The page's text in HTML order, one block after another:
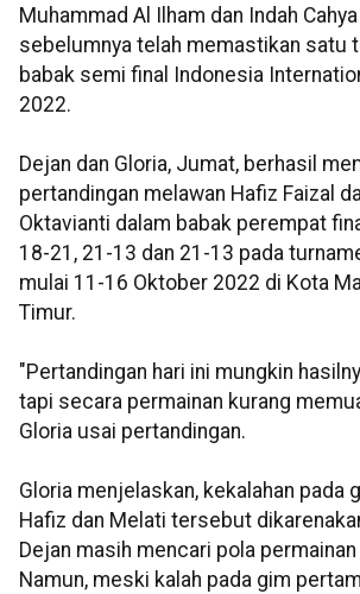
Muhammad Al Ilham dan Indah
sebelumnya telah memastikan satu
babak semi final Indonesia
2022.
Dejan dan Gloria, Jumat, berhasil
pertandingan melawan Hafiz Faizal
Oktavianti dalam babak perempat
18-21, 21-13 dan 21-13 pada
mulai 11-16 Oktober 2022 di Kota
Timur.
"Pertandingan hari ini mungkin
tapi secara permainan kurang
Gloria usai pertandingan.
Gloria menjelaskan, kekalahan pada
Hafiz dan Melati tersebut
Dejan masih mencari pola
Namun, meski kalah pada gim